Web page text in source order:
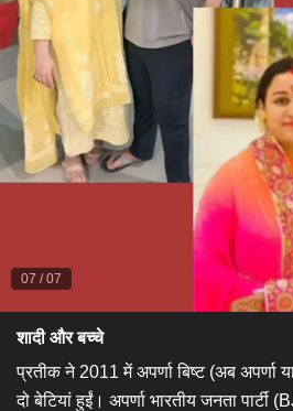
07 /07
शादी और बच्‍चे
प्रतीक ने 2011 में अपर्णा बिष्ट (अब अपर्णा
दो बेटियां हुईं। अपर्णा भारतीय जनता